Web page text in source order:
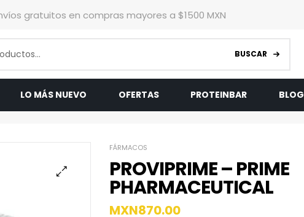
gratuitos en compras mayores a $1500 MXN
BUSCAR
LO MÁS NUEVO OFERTAS PROTEINBAR BLOG
FÁRMACOS
PROVIPRIME – PRIME
PHARMACEUTICAL
MXN870.00